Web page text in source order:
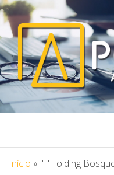
Blog Portal
Início » " "Holding